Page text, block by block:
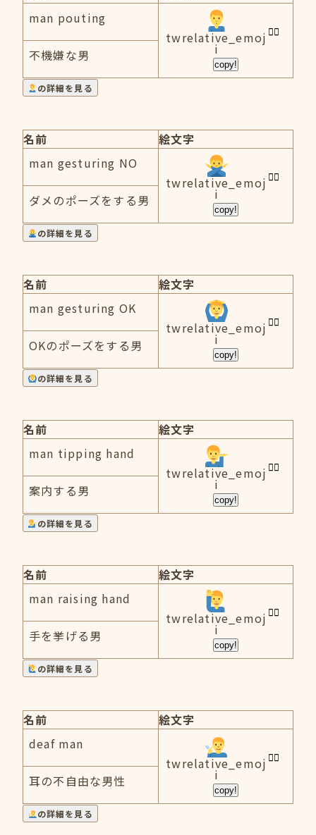
man pouting
twrelative_emoj
i
copy!
不機嫌な男
の詳細を見る
名前
絵文字
man gesturing NO
twrelative_emoj
i
copy!
ダメのポーズをする男
の詳細を見る
名前
絵文字
man gesturing OK
twrelative_emoj
i
copy!
OKのポーズをする男
の詳細を見る
名前
絵文字
man tipping hand
twrelative_emoj
i
copy!
案内する男
の詳細を見る
名前
絵文字
man raising hand
twrelative_emoj
i
copy!
手を挙げる男
の詳細を見る
名前
絵文字
deaf man
twrelative_emoj
i
copy!
耳の不自由な男性
の詳細を見る